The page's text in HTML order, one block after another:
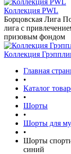
Коллекция PWL
Борцовская Лига
лига с
призовым фондом
Коллекция
Главная
•
Каталог
•
Шорты
•
Шорты для
•
Шорты
синий